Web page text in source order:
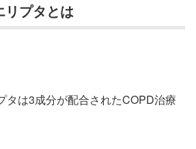
リプタとは
タは3成分が配合されたCOPD治療